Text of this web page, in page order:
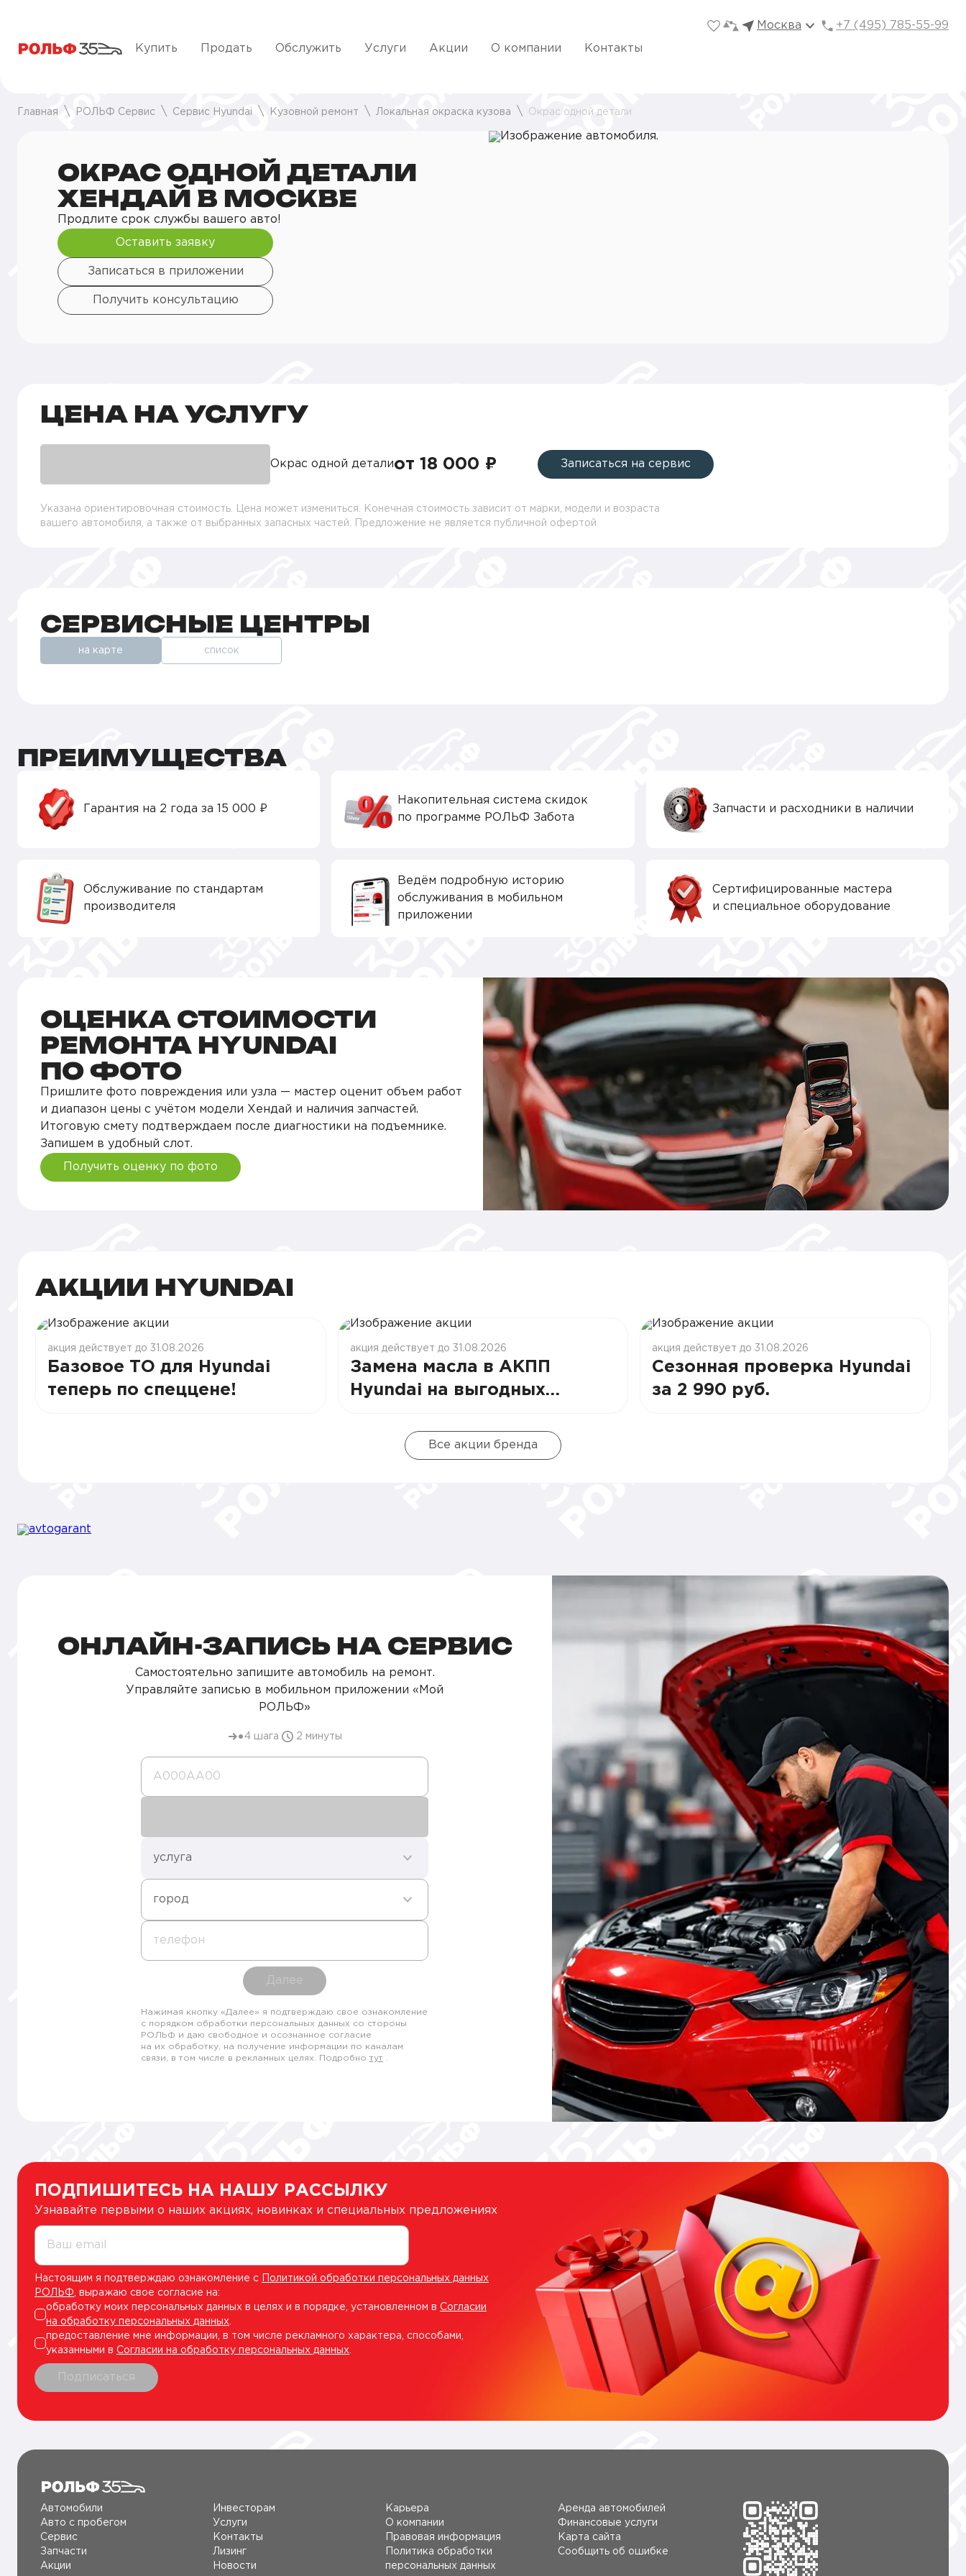
Москва +7 (495) 785-55-99
Купить Продать Обслужить Услуги Акции О компании Контакты
Главная РОЛЬФ Сервис Сервис Hyundai Кузовной ремонт Локальная окраска кузова Окрас одной детали
ОКРАС ОДНОЙ ДЕТАЛИ
ХЕНДАЙ В МОСКВЕ
Продлите срок службы вашего авто!
Оставить заявку
Записаться в приложении
Получить консультацию
ЦЕНА НА УСЛУГУ
Окрас одной деталиот 18 000 ₽ Записаться на сервис
Указана ориентировочная стоимость. Цена может измениться. Конечная стоимость зависит от марки, модели и возраста
вашего автомобиля, а также от выбранных запасных частей. Предложение не является публичной офертой
СЕРВИСНЫЕ ЦЕНТРЫ
на карте список
ПРЕИМУЩЕСТВА
Гарантия на 2 года за 15 000 ₽
Накопительная система скидок
по программе РОЛЬФ Забота
Запчасти и расходники в наличии
Обслуживание по стандартам
производителя
Ведём подробную историю
обслуживания в мобильном
приложении
Сертифицированные мастера
и специальное оборудование
ОЦЕНКА СТОИМОСТИ
РЕМОНТА HYUNDAI
ПО ФОТО
Пришлите фото повреждения или узла — мастер оценит объем работ
и диапазон цены с учётом модели Хендай и наличия запчастей.
Итоговую смету подтверждаем после диагностики на подъемнике.
Запишем в удобный слот.
Получить оценку по фото
АКЦИИ HYUNDAI
акция действует до 31.08.2026
Базовое ТО для Hyundai
теперь по спеццене!
акция действует до 31.08.2026
Замена масла в АКПП
Hyundai на выгодных
акция действует до 31.08.2026
Сезонная проверка Hyundai
за 2 990 руб.
Все акции бренда
ОНЛАЙН-ЗАПИСЬ НА СЕРВИС
Самостоятельно запишите автомобиль на ремонт.
Управляйте записью в мобильном приложении «Мой
РОЛЬФ»
4 шага 2 минуты
А000AA00
услуга
город
телефон
Далее
Нажимая кнопку «Далее» я подтверждаю свое ознакомление
с порядком обработки персональных данных со стороны
РОЛЬФ и даю свободное и осознанное согласие
на их обработку, на получение информации по каналам
связи, в том числе в рекламных целях. Подробно тут
ПОДПИШИТЕСЬ НА НАШУ РАССЫЛКУ
Узнавайте первыми о наших акциях, новинках и специальных предложениях
Ваш email
Настоящим я подтверждаю ознакомление с
Политикой обработки персональных данных
РОЛЬФ , выражаю свое согласие на:
обработку моих персональных данных в целях и в порядке, установленном в Согласии
на обработку персональных данных
предоставление мне информации, в том числе рекламного характера, способами,
указанными в Согласии на обработку персональных данных
Подписаться
Автомобили
Авто c пробегом
Сервис
Запчасти
Акции
Инвесторам
Услуги
Контакты
Лизинг
Новости
Карьера
О компании
Правовая информация
Политика обработки
персональных данных
Аренда автомобилей
Финансовые услуги
Карта сайта
Сообщить об ошибке